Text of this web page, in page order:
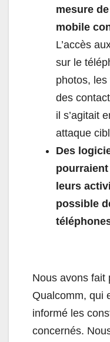
mesure
mobile
L’accès
sur le
photos,
des
il s’agitait
attaque
Des
leurs
possible
Nous avons fait
Qualcomm, qui
informé les
concernés.